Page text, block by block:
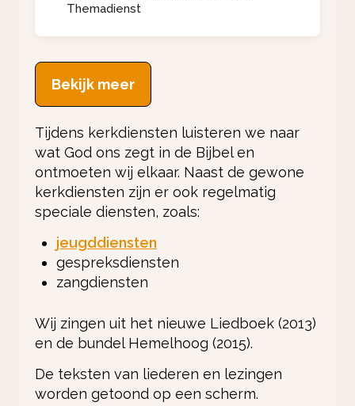
Themadienst
Bekijk meer
Tijdens kerkdiensten luisteren we naar
wat God ons zegt in de Bijbel en
ontmoeten wij elkaar. Naast de gewone
kerkdiensten zijn er ook regelmatig
speciale diensten, zoals:
jeugddiensten
gespreksdiensten
zangdiensten
Wij zingen uit het nieuwe Liedboek (2013)
en de bundel Hemelhoog (2015).
De teksten van liederen en lezingen
worden getoond op een scherm.